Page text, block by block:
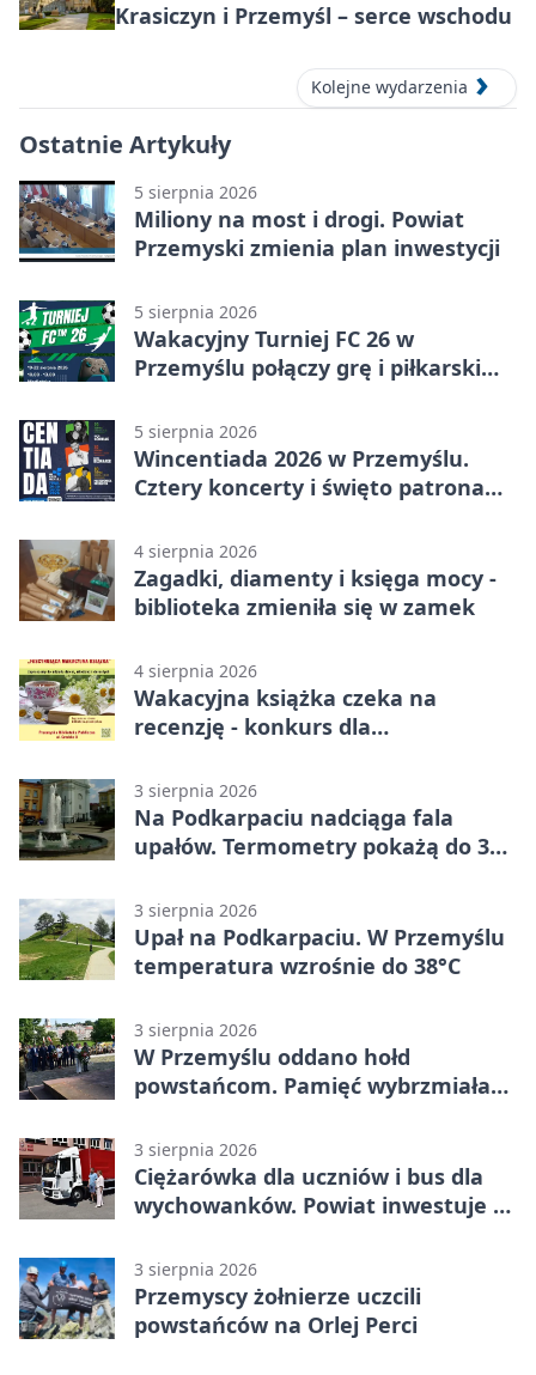
Krasiczyn i Przemyśl – serce wschodu
Kolejne wydarzenia
Ostatnie Artykuły
5 sierpnia 2026
Miliony na most i drogi. Powiat
Przemyski zmienia plan inwestycji
5 sierpnia 2026
Wakacyjny Turniej FC 26 w
Przemyślu połączy grę i piłkarski
5 sierpnia 2026
Wincentiada 2026 w Przemyślu.
Cztery koncerty i święto patrona
4 sierpnia 2026
Zagadki, diamenty i księga mocy -
biblioteka zmieniła się w zamek
4 sierpnia 2026
Wakacyjna książka czeka na
recenzję - konkurs dla
3 sierpnia 2026
Na Podkarpaciu nadciąga fala
upałów. Termometry pokażą do 36
3 sierpnia 2026
Upał na Podkarpaciu. W Przemyślu
temperatura wzrośnie do 38°C
3 sierpnia 2026
W Przemyślu oddano hołd
powstańcom. Pamięć wybrzmiała
3 sierpnia 2026
Ciężarówka dla uczniów i bus dla
wychowanków. Powiat inwestuje w
3 sierpnia 2026
Przemyscy żołnierze uczcili
powstańców na Orlej Perci